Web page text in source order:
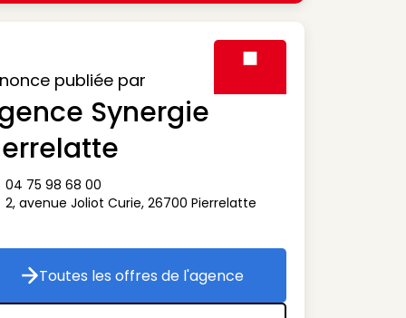
publiée par
Synergie
téléphone
04 75 98 68 00
adresse
2, avenue Joliot Curie, 26700 Pierrelatte
Toutes les offres de l'agence
Toutes les offres de l'agence